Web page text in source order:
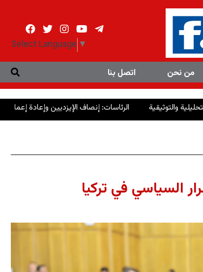
Select Language ▼
من نحن اتصل بنا
الرئاسات: إنصاف الإيزديين وإعادة إعمار سنجار
السياسي في تركيا